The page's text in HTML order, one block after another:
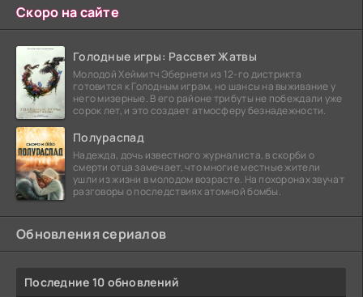
Скоро на сайте
Голодные игры: Рассвет Жатвы
Молодой Хеймитч Эбернети из 12-го дистрикта
готовится к Голодным играм, но шансы на выживание у
него мизерные. В его районе трибуты не побеждали уже
сорок лет, и это создает атмосферу безнадежности.
Полураспад
Надежда, дочь известного журналиста, в скорби о
смерти отца замечает, что многие местные жители
ушли из жизни в молодом возрасте. На похоронах звучат
разговоры о последствиях атомной бомбы.
Обновления сериалов
Последние 10 обновлений